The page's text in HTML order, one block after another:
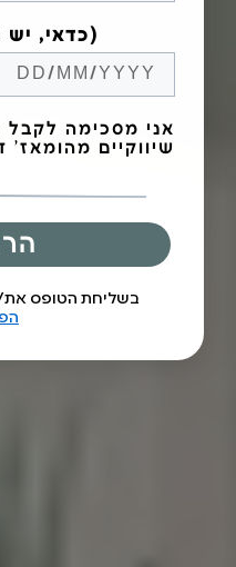
Birthday (😍כדאי, יש הפתעות)
אני מסכימה לקבל
שיווקיים מהומאז'
בשליחת הטופס